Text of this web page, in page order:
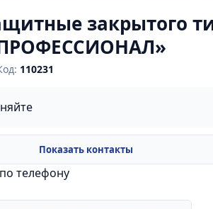
закрытого
110231
телефону